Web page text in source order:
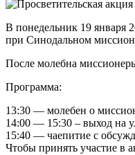
В понедельник 19 января
при Синодальном
После молебна
Программа:
13:30 — молебен о
14:00 — 15:30 – выход на
15:40 — чаепитие с
Чтобы принять участие в